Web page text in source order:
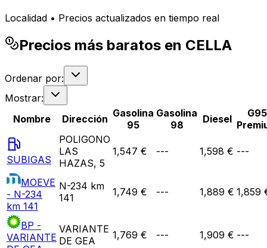
Localidad • Precios actualizados en tiempo real
Precios más baratos en CELLA
Ordenar por:
Mostrar:
Nombre
Dirección Gasolina
95
Gasolina
98
Diesel
G95
SUBIGAS
POLIGONO
LAS
HAZAS, 5
1,547 € --- 1,598 € ---
MOEVE
- N-234
km 141
N-234 km
141
1,749 € --- 1,889 € 1,859
BP -
VARIANTE
VARIANTE
DE GEA
1,769 € --- 1,909 € ---